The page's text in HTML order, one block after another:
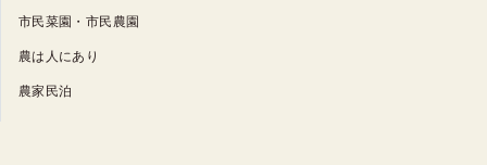
市民菜園・市民農園
農は人にあり
農家民泊